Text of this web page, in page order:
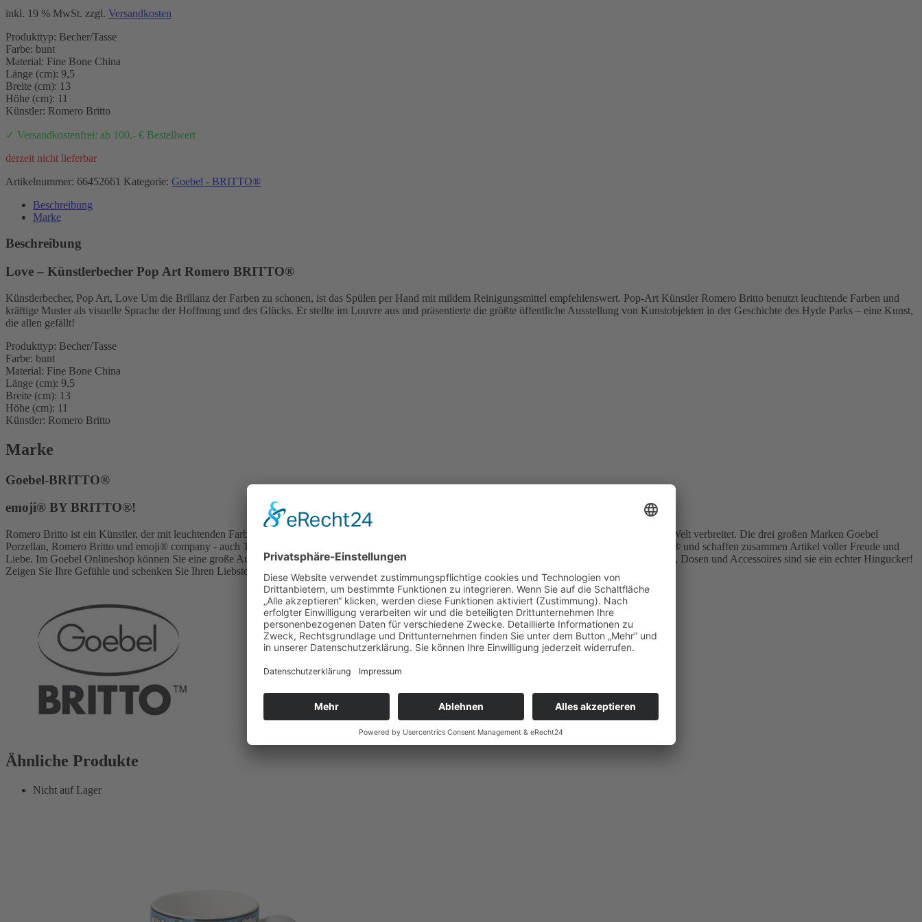
inkl. 19 % MwSt. zzgl. Versandkosten
Produkttyp: Becher/Tasse
Farbe: bunt
Material: Fine Bone China
Länge (cm): 9,5
Breite (cm): 13
Höhe (cm): 11
Künstler: Romero Britto
✓ Versandkostenfrei: ab 100,- € Bestellwert
derzeit nicht lieferbar
Artikelnummer: 66452661 Kategorie: Goebel - BRITTO®
Beschreibung
Marke
Beschreibung
Love – Künstlerbecher Pop Art Romero BRITTO®
Künstlerbecher, Pop Art, Love Um die Brillanz der Farben zu schonen, ist das Spülen per Hand mit mildem Reinigungsmittel empfehlenswert. Pop-Art Künstler Romero Britto benutzt leuchtende Farben und
kräftige Muster als visuelle Sprache der Hoffnung und des Glücks. Er stellte im Louvre aus und präsentierte die größte öffentliche Ausstellung von Kunstobjekten in der Geschichte des Hyde Parks – eine Kunst,
die allen gefällt!
Produkttyp: Becher/Tasse
Farbe: bunt
Material: Fine Bone China
Länge (cm): 9,5
Breite (cm): 13
Höhe (cm): 11
Künstler: Romero Britto
Marke
Goebel-BRITTO®
emoji® BY BRITTO®!
Romero Britto ist ein Künstler, der mit leuchtenden Farben und wunderschönen Mustern eine Botschaft des Optimismus, des Glücks und der Liebe in der Welt verbreitet. Die drei großen Marken Goebel
Porzellan, Romero Britto und emoji® company - auch The Iconic Brand genannt - verbinden die Kunst von Romero Britto mit den Icons der Marke emoji® und schaffen zusammen Artikel voller Freude und
Liebe. Im Goebel Onlineshop können Sie eine große Auswahl an Artikeln mit den liebenswerten Smileys von emoji® BY BRITTO® finden. Auf Bechern, Dosen und Accessoires sind sie ein echter Hingucker!
Zeigen Sie Ihre Gefühle und schenken Sie Ihren Liebsten viel Freude mit den bezaubernden emoji® BY BRITTO®.
Ähnliche Produkte
Nicht auf Lager